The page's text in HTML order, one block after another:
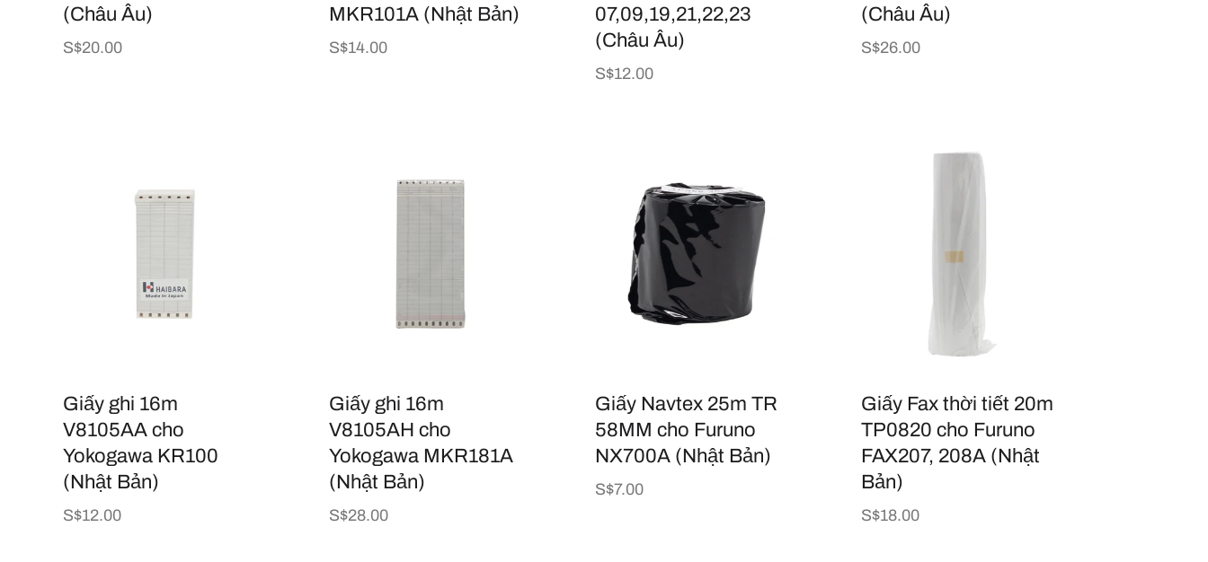
(Châu Âu)
Giá
S$20.00
MKR101A (Nhật Bản)
Giá
S$14.00
07,09,19,21,22,23
(Châu Âu)
Giá
S$12.00
(Châu Âu)
Giá
S$26.00
Giấy ghi 16m
V8105AA cho
Yokogawa KR100
(Nhật Bản)
Giá
S$12.00
Giấy ghi 16m
V8105AH cho
Yokogawa MKR181A
(Nhật Bản)
Giá
S$28.00
Giấy Navtex 25m TR
58MM cho Furuno
NX700A (Nhật Bản)
Giá
S$7.00
Giấy Fax thời tiết 20m
TP0820 cho Furuno
FAX207, 208A (Nhật
Bản)
Giá
S$18.00